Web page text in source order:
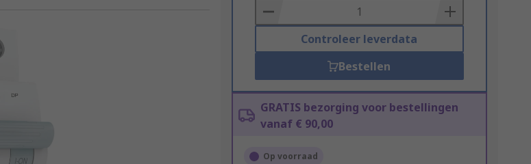
Basket
Controleer leverdata
Bestellen
GRATIS bezorging voor bestellingen
vanaf € 90,00
Op voorraad